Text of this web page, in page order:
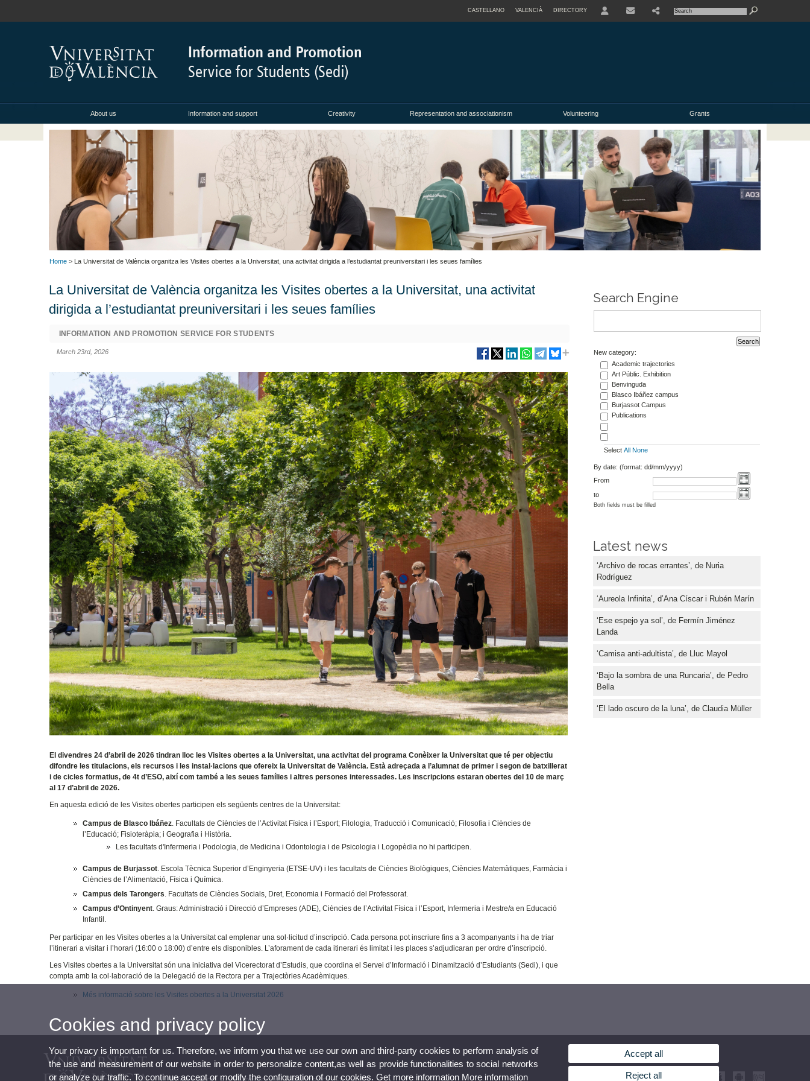
CASTELLANO VALENCIÀ DIRECTORY
About us Information and support Creativity Representation and associationism Volunteering Grants
Home > La Universitat de València organitza les Visites obertes a la Universitat, una activitat dirigida a l’estudiantat preuniversitari i les seues famílies
La Universitat de València organitza les Visites obertes a la Universitat, una activitat
dirigida a l’estudiantat preuniversitari i les seues famílies
INFORMATION AND PROMOTION SERVICE FOR STUDENTS
March 23rd, 2026
El divendres 24 d’abril de 2026 tindran lloc les Visites obertes a la Universitat, una activitat del programa Conèixer la Universitat que té per objectiu
difondre les titulacions, els recursos i les instal·lacions que ofereix la Universitat de València. Està adreçada a l’alumnat de primer i segon de batxillerat
i de cicles formatius, de 4t d’ESO, així com també a les seues famílies i altres persones interessades. Les inscripcions estaran obertes del 10 de març
al 17 d’abril de 2026.
En aquesta edició de les Visites obertes participen els següents centres de la Universitat:
Campus de Blasco Ibáñez. Facultats de Ciències de l’Activitat Física i l’Esport; Filologia, Traducció i Comunicació; Filosofia i Ciències de
l’Educació; Fisioteràpia; i Geografia i Història.
Les facultats d'Infermeria i Podologia, de Medicina i Odontologia i de Psicologia i Logopèdia no hi participen.
Campus de Burjassot. Escola Tècnica Superior d’Enginyeria (ETSE-UV) i les facultats de Ciències Biològiques, Ciències Matemàtiques, Farmàcia i
Ciències de l’Alimentació, Física i Química.
Campus dels Tarongers. Facultats de Ciències Socials, Dret, Economia i Formació del Professorat.
Campus d’Ontinyent. Graus: Administració i Direcció d’Empreses (ADE), Ciències de l’Activitat Física i l’Esport, Infermeria i Mestre/a en Educació
Infantil.
Per participar en les Visites obertes a la Universitat cal emplenar una sol·licitud d’inscripció. Cada persona pot inscriure fins a 3 acompanyants i ha de triar
l’itinerari a visitar i l’horari (16:00 o 18:00) d’entre els disponibles. L’aforament de cada itinerari és limitat i les places s’adjudicaran per ordre d’inscripció.
Les Visites obertes a la Universitat són una iniciativa del Vicerectorat d’Estudis, que coordina el Servei d’Informació i Dinamització d’Estudiants (Sedi), i que
compta amb la col·laboració de la Delegació de la Rectora per a Trajectòries Acadèmiques.
Més informació sobre les Visites obertes a la Universitat 2026
Search Engine
New category:
Academic trajectories
Art Públic. Exhibition
Benvinguda
Blasco Ibáñez campus
Burjassot Campus
Publications
Select All None
By date: (format: dd/mm/yyyy)
From
to
Both fields must be filled
Latest news
‘Archivo de rocas errantes’, de Nuria
Rodríguez
‘Aureola Infinita’, d’Ana Císcar i Rubén Marín
‘Ese espejo ya sol’, de Fermín Jiménez
Landa
‘Camisa anti-adultista’, de Lluc Mayol
‘Bajo la sombra de una Runcaria’, de Pedro
Bella
‘El lado oscuro de la luna’, de Claudia Müller
Cookies and privacy policy
Your privacy is important for us. Therefore, we inform you that we use our own and third-party cookies to perform analysis of
the use and measurement of our website in order to personalize content,as well as provide functionalities to social networks
or analyze our traffic. To continue accept or modify the configuration of our cookies. Get more information More information
Accept all
Reject all